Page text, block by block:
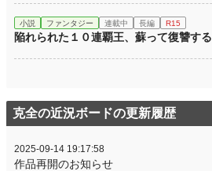
小説 ファンタジー 連載中 長編 R15
陥れられた１０連覇王、蘇って復讐する
克全の近況ボードの更新履歴
2025-09-14 19:17:58
作品再開のお知らせ